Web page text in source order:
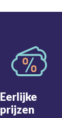
Eerlijke
prijzen